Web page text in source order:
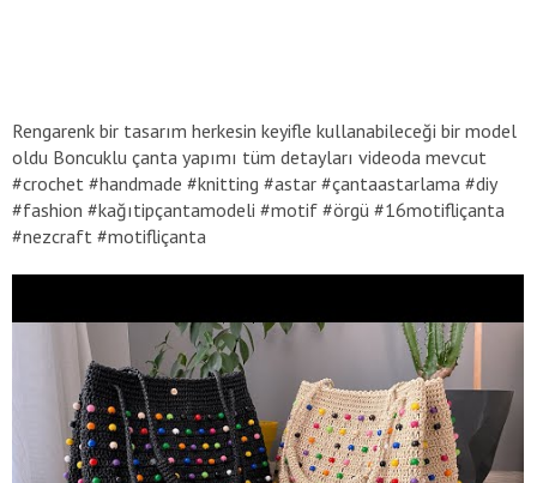
Rengarenk bir tasarım herkesin keyifle kullanabileceği bir model
oldu Boncuklu çanta yapımı tüm detayları videoda mevcut
#crochet #handmade #knitting #astar #çantaastarlama #diy
#fashion #kağıtipçantamodeli #motif #örgü #16motifliçanta
#nezcraft #motifliçanta